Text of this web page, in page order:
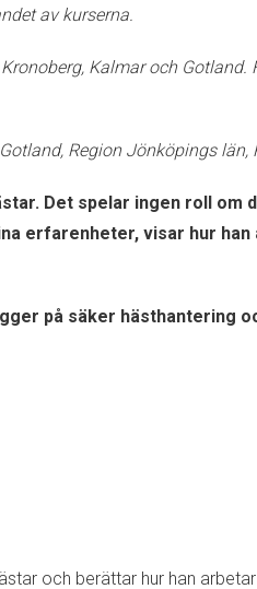
av kurserna.
Kalmar och
Region Jönköpings
Det spelar ingen roll
erfarenheter, visar hur
på säker hästhantering
och berättar hur han